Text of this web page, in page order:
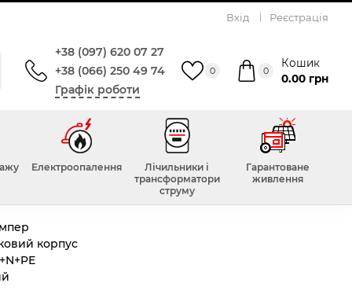
Вхід Реєстрація
+38 (097) 620 07 27
+38 (066) 250 49 74
Графік роботи
0 0
Кошик
0.00 грн
Електроопалення
Лічильники і
трансформатори
струму
Гарантоване
живлення
IP44, SEZ
корпус